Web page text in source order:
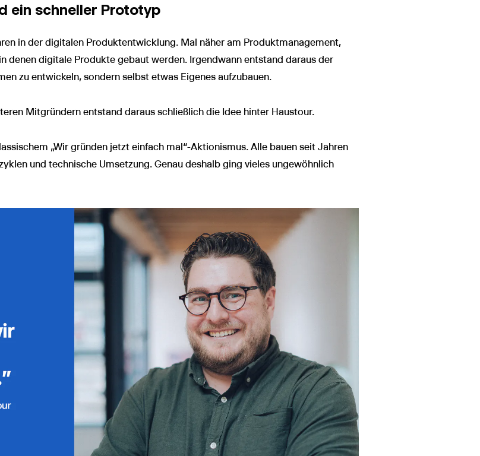
ein schneller Prototyp
in der digitalen Produktentwicklung. Mal näher am Produktmanagement,
denen digitale Produkte gebaut werden. Irgendwann entstand daraus der
zu entwickeln, sondern selbst etwas Eigenes aufzubauen.
Mitgründern entstand daraus schließlich die Idee hinter Haustour.
„Wir gründen jetzt einfach mal“-Aktionismus. Alle bauen seit Jahren
und technische Umsetzung. Genau deshalb ging vieles ungewöhnlich